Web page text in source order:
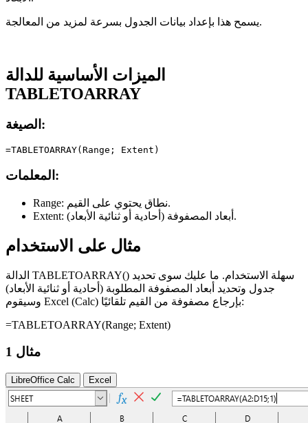
يسمح هذا بإعداد بيانات الجدول بسرعة لمزيد من المعالجة.
الميزات الأساسية للدالة
TABLETOARRAY
الصيغة:
المعلمات:
Range:
نطاق يحتوي على القيم.
Extent:
أبعاد المصفوفة (أحادية أو ثنائية الأبعاد).
مثال على الاستخدام
الدالة TABLETOARRAY() سهلة الاستخدام. ما عليك سوى تحديد
جدول وتحديد أبعاد المصفوفة المطلوبة (أحادية أو ثنائية الأبعاد)
وسيقوم Excel (Calc) بإرجاع مصفوفة من القيم تلقائيًا:
=TABLETOARRAY(Range; Extent)
مثال 1
LibreOffice Calc Excel